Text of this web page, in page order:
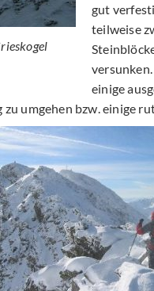
gut
teilweise
einige
zu umgehen bzw.einige